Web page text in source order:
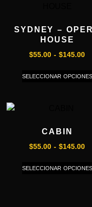
SYDNEY –
HOUSE
$55.00 - $145.00
SELECCIONAR OPCIONES
CABIN
$55.00 - $145.00
SELECCIONAR OPCIONES